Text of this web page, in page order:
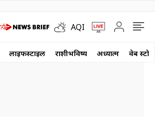
AQI
लाईफस्टाईल राशीभविष्य अध्यात्म वेब